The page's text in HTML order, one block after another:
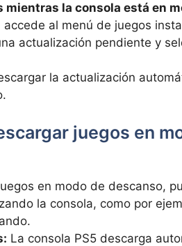
la consola está en
al menú de juegos
actualización pendiente y
la actualización
juegos en
en modo de descanso,
la consola, como por
La consola PS5 descarga